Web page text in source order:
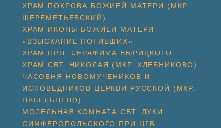
ХРАМ ПОКРОВА БОЖИЕЙ МАТЕРИ (МКР.
ШЕРЕМЕТЬЕВСКИЙ)
ХРАМ ИКОНЫ БОЖИЕЙ МАТЕРИ
«ВЗЫСКАНИЕ ПОГИБШИХ»
ХРАМ ПРП. СЕРАФИМА ВЫРИЦКОГО
ХРАМ СВТ. НИКОЛАЯ (МКР. ХЛЕБНИКОВО)
ЧАСОВНЯ НОВОМУЧЕНИКОВ И
ИСПОВЕДНИКОВ ЦЕРКВИ РУССКОЙ (МКР.
ПАВЕЛЬЦЕВО)
МОЛЕЛЬНАЯ КОМНАТА СВТ. ЛУКИ
СИМФЕРОПОЛЬСКОГО ПРИ ЦГБ